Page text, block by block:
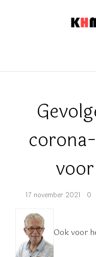
17 november 2021 0
Ook voor